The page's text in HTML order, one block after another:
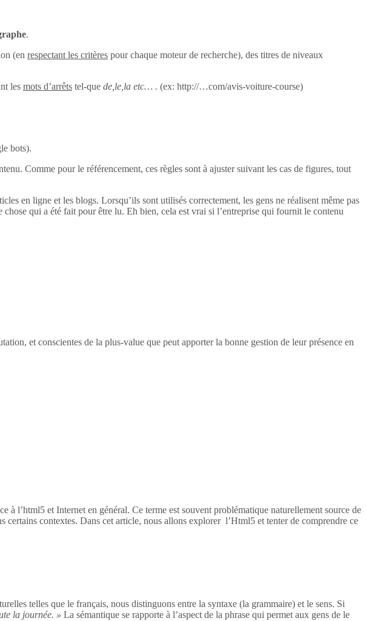
.
(en respectant les critères pour chaque moteur de recherche), des titres de niveaux
les mots d’arrêts tel-que de,le,la etc… . (ex: http://…com/avis-voiture-course)
bots).
Comme pour le référencement, ces règles sont à ajuster suivant les cas de figures, tout
en ligne et les blogs. Lorsqu’ils sont utilisés correctement, les gens ne réalisent même pas
qui a été fait pour être lu. Eh bien, cela est vrai si l’entreprise qui fournit le contenu
et conscientes de la plus-value que peut apporter la bonne gestion de leur présence en
à l’html5 et Internet en général. Ce terme est souvent problématique naturellement source de
contextes. Dans cet article, nous allons explorer l’Html5 et tenter de comprendre ce
telles que le français, nous distinguons entre la syntaxe (la grammaire) et le sens. Si
la journée. » La sémantique se rapporte à l’aspect de la phrase qui permet aux gens de le